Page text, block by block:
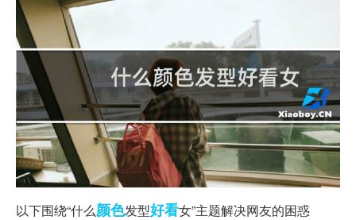
以下围绕“什么颜色发型好看女”主题解决网友的困惑